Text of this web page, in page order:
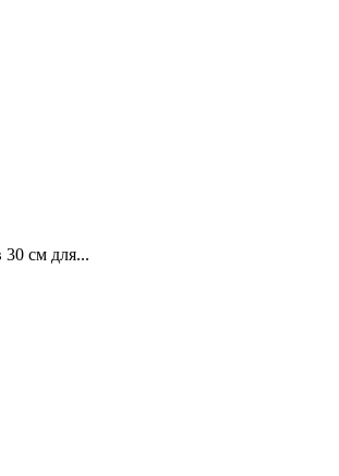
см для...